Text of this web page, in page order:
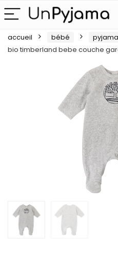
accueil bébé pyjama
bio timberland bebe couche